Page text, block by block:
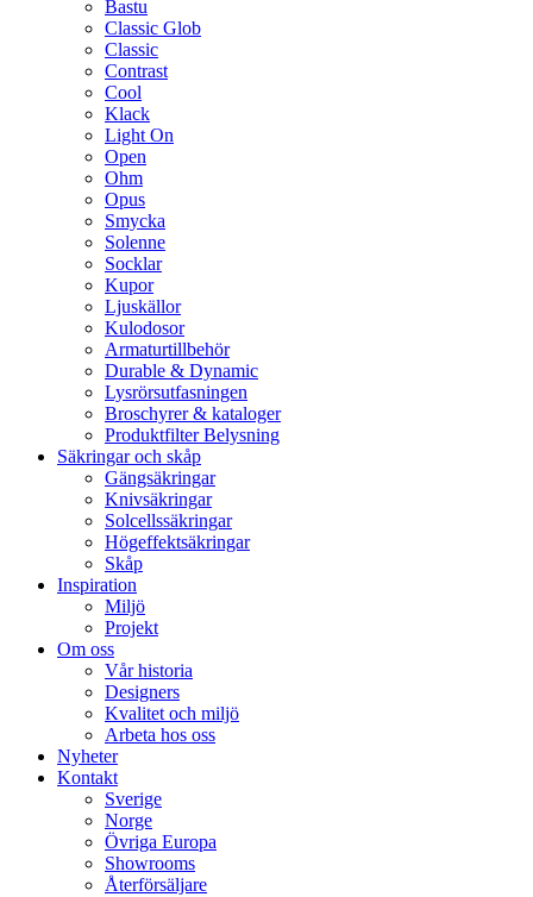
Bastu
Classic Glob
Classic
Contrast
Cool
Klack
Light On
Open
Ohm
Opus
Smycka
Solenne
Socklar
Kupor
Ljuskällor
Kulodosor
Armaturtillbehör
Durable & Dynamic
Lysrörsutfasningen
Broschyrer & kataloger
Produktfilter Belysning
Säkringar och skåp
Gängsäkringar
Knivsäkringar
Solcellssäkringar
Högeffektsäkringar
Skåp
Inspiration
Miljö
Projekt
Om oss
Vår historia
Designers
Kvalitet och miljö
Arbeta hos oss
Nyheter
Kontakt
Sverige
Norge
Övriga Europa
Showrooms
Återförsäljare